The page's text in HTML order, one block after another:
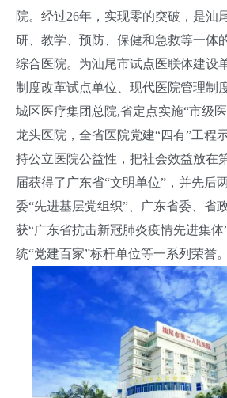
院。经过26年，实现零的突破，是汕
研、教学、预防、保健和急救等一体
综合医院。为汕尾市试点医联体建设
制度改革试点单位、现代医院管理制
城区医疗集团总院,省定点实施“市级
龙头医院，全省医院党建“四有”工程
持公立医院公益性，把社会效益放在
届获得了广东省“文明单位”，并先后
委“先进基层党组织”、广东省委、省
获“广东省抗击新冠肺炎疫情先进集体
统“党建百家”标杆单位等一系列荣誉。